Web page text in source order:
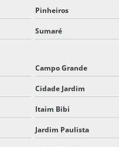
TENDA CHAPÉU DE BRUXA
TENDA GALPÃO ALUGUEL
UNIFILAS PARA EVENTOS
UNIFILAS PARA LOCAÇÃO
Pinheiros
Sumaré
Campo Grande
Cidade Jardim
Itaim Bibi
Jardim Paulista